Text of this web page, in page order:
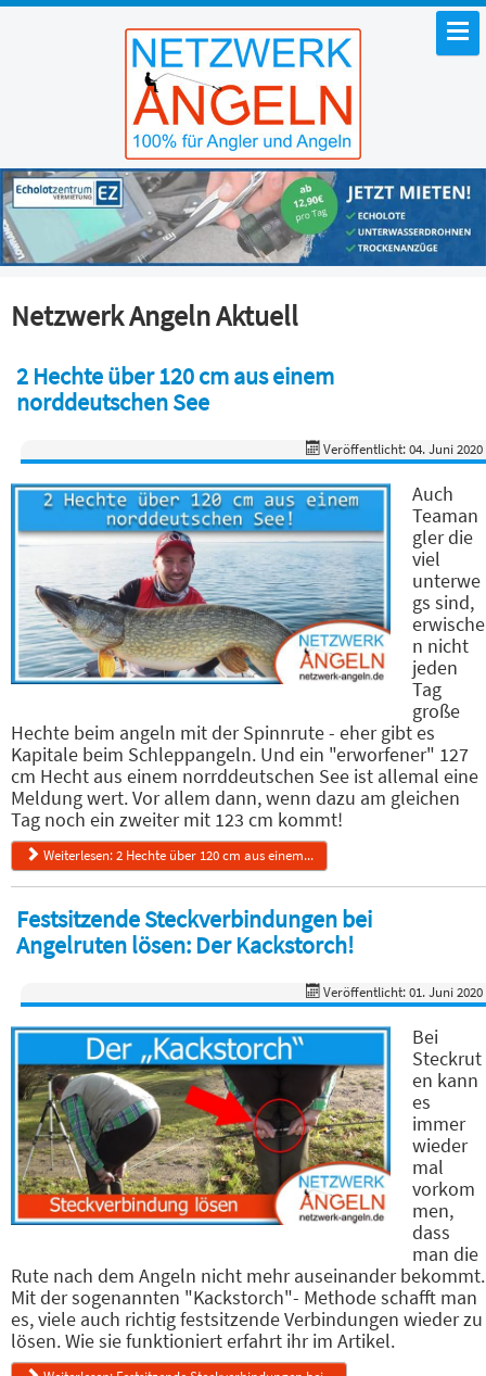
Netzwerk Angeln Aktuell
2 Hechte über 120 cm aus einem
norddeutschen See
Veröffentlicht: 04. Juni 2020
Auch
Teaman
gler die
viel
unterwe
gs sind,
erwische
n nicht
jeden
Tag
große
Hechte beim angeln mit der Spinnrute - eher gibt es
Kapitale beim Schleppangeln. Und ein "erworfener" 127
cm Hecht aus einem norrddeutschen See ist allemal eine
Meldung wert. Vor allem dann, wenn dazu am gleichen
Tag noch ein zweiter mit 123 cm kommt!
Weiterlesen: 2 Hechte über 120 cm aus einem...
Festsitzende Steckverbindungen bei
Angelruten lösen: Der Kackstorch!
Veröffentlicht: 01. Juni 2020
Bei
Steckrut
en kann
es
immer
wieder
mal
vorkom
men,
dass
man die
Rute nach dem Angeln nicht mehr auseinander bekommt.
Mit der sogenannten "Kackstorch"- Methode schafft man
es, viele auch richtig festsitzende Verbindungen wieder zu
lösen. Wie sie funktioniert erfahrt ihr im Artikel.